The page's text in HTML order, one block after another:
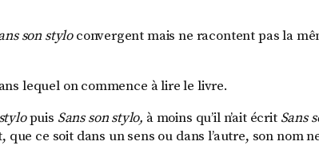
son styloconvergent mais ne racontent pas la
lequel on commence à lire le livre.
puis Sans son stylo, à moins qu’il n’ait écritSans
que ce soit dans un sens ou dans l’autre, son nom